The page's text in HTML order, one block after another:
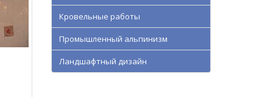
Кровельные работы
Промышленный альпинизм
Ландшафтный дизайн